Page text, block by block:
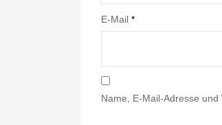
E-Mail *
Name, E-Mail-Adresse